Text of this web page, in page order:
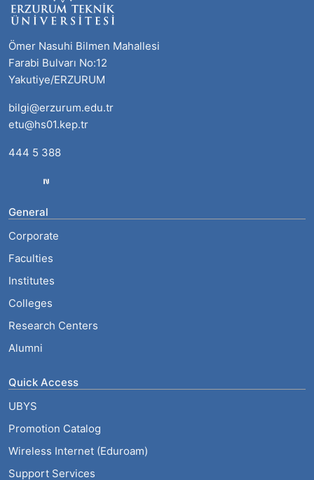
Ömer Nasuhi Bilmen Mahallesi
Farabi Bulvarı No:12
Yakutiye/ERZURUM
bilgi@erzurum.edu.tr
etu@hs01.kep.tr
444 5 388
General
Corporate
Faculties
Institutes
Colleges
Research Centers
Alumni
Quick Access
UBYS
Promotion Catalog
Wireless Internet (Eduroam)
Support Services